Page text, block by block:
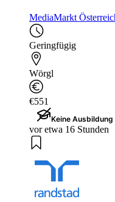
MediaMarkt
Geringfügig
Wörgl
€551
Keine
vor etwa 16 Stunden